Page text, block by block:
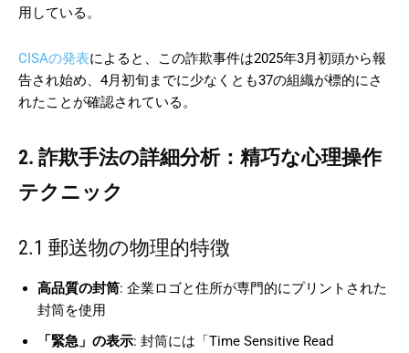
用している。
CISAの発表によると、この詐欺事件は2025年3月初頭から報
告され始め、4月初旬までに少なくとも37の組織が標的にさ
れたことが確認されている。
2. 詐欺手法の詳細分析：精巧な心理操作
テクニック
2.1 郵送物の物理的特徴
高品質の封筒: 企業ロゴと住所が専門的にプリントされた
封筒を使用
「緊急」の表示: 封筒には「Time Sensitive Read